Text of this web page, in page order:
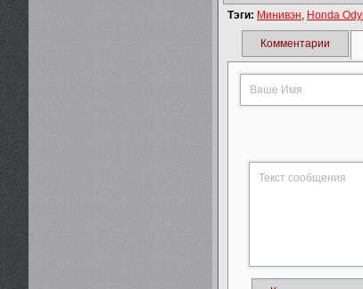
Тэги: Минивэн Honda
Комментарии